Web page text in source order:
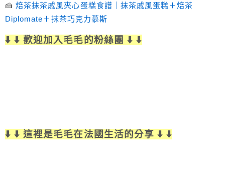
🍰焙茶抹茶戚風夾心蛋糕食譜｜抹茶戚風蛋糕＋焙茶
Diplomate＋抹茶巧克力慕斯
⬇️ ⬇️ 歡迎加入毛毛的粉絲團 ⬇️ ⬇️
⬇️ ⬇️ 這裡是毛毛在法國生活的分享 ⬇️ ⬇️